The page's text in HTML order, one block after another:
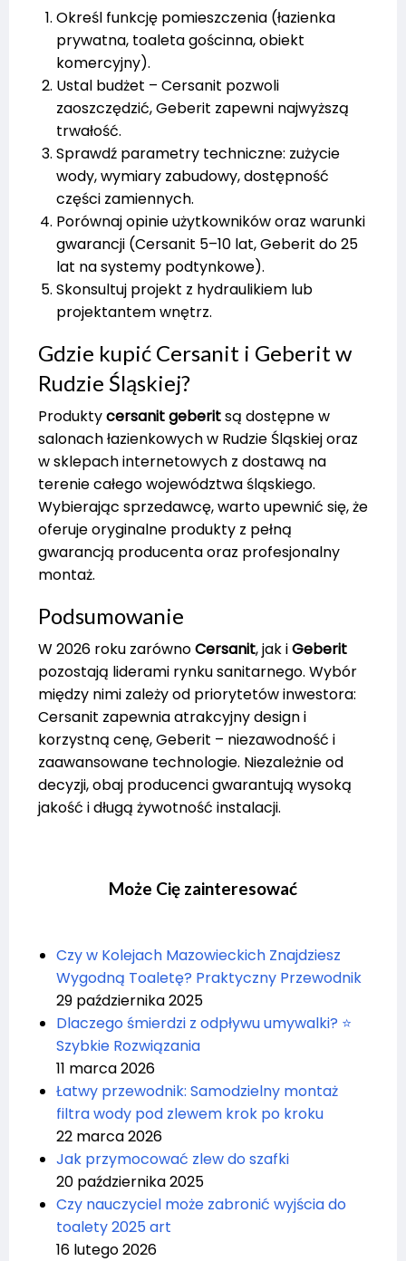
Określ funkcję pomieszczenia (łazienka
prywatna, toaleta gościnna, obiekt
komercyjny).
Ustal budżet – Cersanit pozwoli
zaoszczędzić, Geberit zapewni najwyższą
trwałość.
Sprawdź parametry techniczne: zużycie
wody, wymiary zabudowy, dostępność
części zamiennych.
Porównaj opinie użytkowników oraz warunki
gwarancji (Cersanit 5–10 lat, Geberit do 25
lat na systemy podtynkowe).
Skonsultuj projekt z hydraulikiem lub
projektantem wnętrz.
Gdzie kupić Cersanit i Geberit w
Rudzie Śląskiej?
Produktycersanit geberitsą dostępne w
salonach łazienkowych w Rudzie Śląskiej oraz
w sklepach internetowych z dostawą na
terenie całego województwa śląskiego.
Wybierając sprzedawcę, warto upewnić się, że
oferuje oryginalne produkty z pełną
gwarancją producenta oraz profesjonalny
montaż.
Podsumowanie
W 2026 roku zarównoCersanit, jak iGeberit
pozostają liderami rynku sanitarnego. Wybór
między nimi zależy od priorytetów inwestora:
Cersanit zapewnia atrakcyjny design i
korzystną cenę, Geberit – niezawodność i
zaawansowane technologie. Niezależnie od
decyzji, obaj producenci gwarantują wysoką
jakość i długą żywotność instalacji.
Może Cię zainteresować
Czy w Kolejach Mazowieckich Znajdziesz
Wygodną Toaletę? Praktyczny Przewodnik
29 października 2025
Dlaczego śmierdzi z odpływu umywalki? ⭐
Szybkie Rozwiązania
11 marca 2026
Łatwy przewodnik: Samodzielny montaż
filtra wody pod zlewem krok po kroku
22 marca 2026
Jak przymocować zlew do szafki
20 października 2025
Czy nauczyciel może zabronić wyjścia do
toalety 2025 art
16 lutego 2026